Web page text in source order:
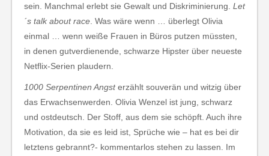
sein. Manchmal erlebt sie Gewalt und Diskriminierung. Let
´s talk about race . Was wäre wenn … überlegt Olivia
einmal … wenn weiße Frauen in Büros putzen müssten,
in denen gutverdienende, schwarze Hipster über neueste
Netflix-Serien plaudern.
1000 Serpentinen Angsterzählt souverän und witzig über
das Erwachsenwerden. Olivia Wenzel ist jung, schwarz
und ostdeutsch. Der Stoff, aus dem sie schöpft. Auch ihre
Motivation, da sie es leid ist, Sprüche wie – hat es bei dir
letztens gebrannt?- kommentarlos stehen zu lassen. Im